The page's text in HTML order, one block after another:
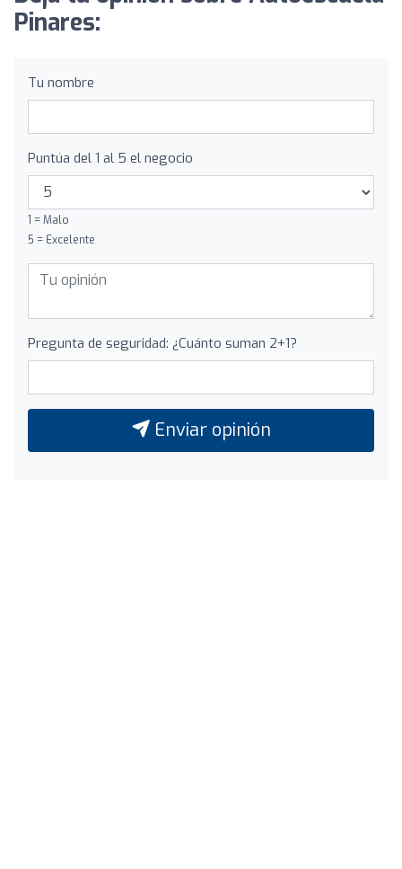
Pinares:
Tu nombre
Puntúa del 1 al 5 el negocio
1 = Malo
5 = Excelente
Pregunta de seguridad: ¿Cuánto suman 2+1?
Enviar opinión